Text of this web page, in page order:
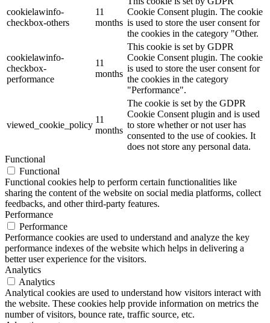
cookielawinfo-
checkbox-others
11
months
Cookie Consent plugin. The cookie
is used to store the user consent for
the cookies in the category "Other.
cookielawinfo-
checkbox-
performance
11
months
This cookie is set by GDPR
Cookie Consent plugin. The cookie
is used to store the user consent for
the cookies in the category
"Performance".
viewed_cookie_policy
11
months
The cookie is set by the GDPR
Cookie Consent plugin and is used
to store whether or not user has
consented to the use of cookies. It
does not store any personal data.
Functional
Functional
Functional cookies help to perform certain functionalities like
sharing the content of the website on social media platforms, collect
feedbacks, and other third-party features.
Performance
Performance
Performance cookies are used to understand and analyze the key
performance indexes of the website which helps in delivering a
better user experience for the visitors.
Analytics
Analytics
Analytical cookies are used to understand how visitors interact with
the website. These cookies help provide information on metrics the
number of visitors, bounce rate, traffic source, etc.